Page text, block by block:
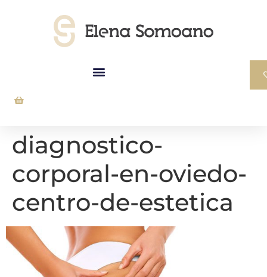
diagnostico-
corporal-en-oviedo-
centro-de-estetica